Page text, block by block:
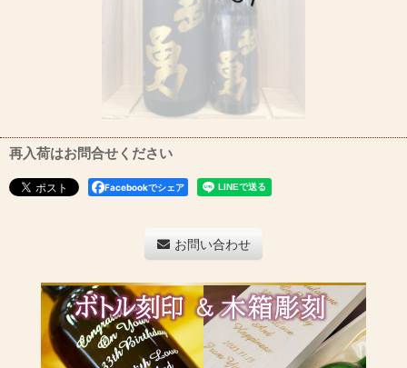
再入荷はお問合せください
Facebookでシェア
お問い合わせ